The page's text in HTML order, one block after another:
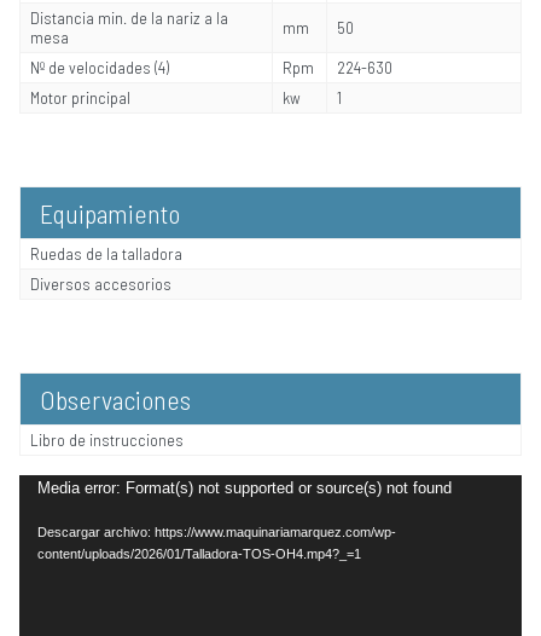
Distancia min. de la nariz a la
mesa
mm
50
Nº de velocidades (4)
Rpm
224-630
Motor principal
kw 1
Equipamiento
Ruedas de la talladora
Diversos accesorios
Observaciones
Libro de instrucciones
Reproductor
vídeo
Media error: Format(s) not supported or source(s) not found
Descargar archivo: https://www.maquinariamarquez.com/wp-
content/uploads/2026/01/Talladora-TOS-OH4.mp4?_=1